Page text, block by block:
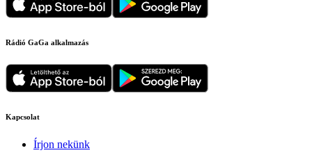
Rádió GaGa alkalmazás
Kapcsolat
Írjon nekünk